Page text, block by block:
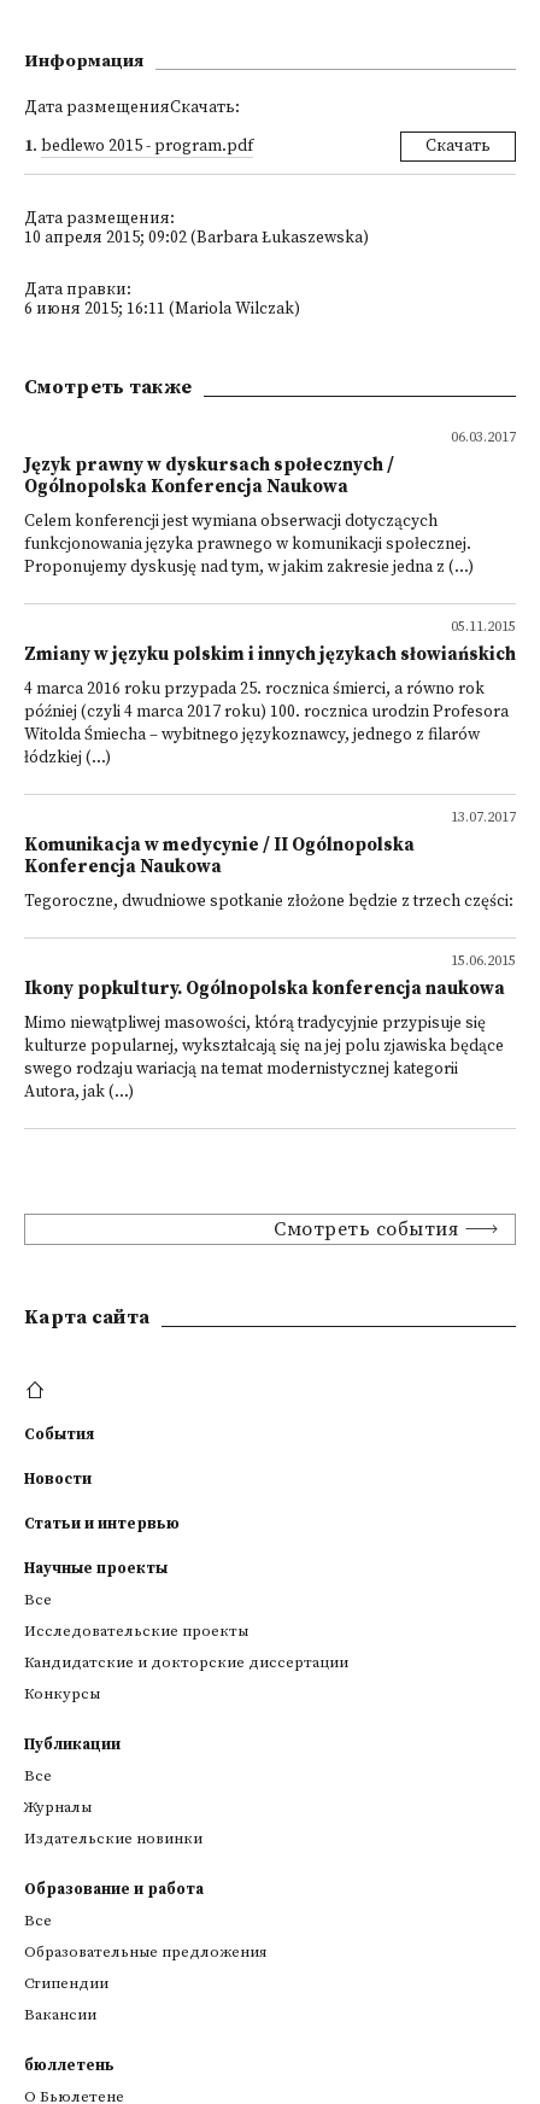
Информация
Дата размещенияСкачать:
1. bedlewo 2015 - program.pdf Скачать
Дата размещения:
10 апреля 2015; 09:02 (Barbara Łukaszewska)
Дата правки:
6 июня 2015; 16:11 (Mariola Wilczak)
Смотреть также
06.03.2017
Język prawny w dyskursach społecznych /
Ogólnopolska Konferencja Naukowa
Celem konferencji jest wymiana obserwacji dotyczących
funkcjonowania języka prawnego w komunikacji społecznej.
Proponujemy dyskusję nad tym, w jakim zakresie jedna z (...)
05.11.2015
Zmiany w języku polskim i innych językach słowiańskich
4 marca 2016 roku przypada 25. rocznica śmierci, a równo rok
później (czyli 4 marca 2017 roku) 100. rocznica urodzin Profesora
Witolda Śmiecha – wybitnego językoznawcy, jednego z filarów
łódzkiej (...)
13.07.2017
Komunikacja w medycynie / II Ogólnopolska
Konferencja Naukowa
Tegoroczne, dwudniowe spotkanie złożone będzie z trzech części:
15.06.2015
Ikony popkultury. Ogólnopolska konferencja naukowa
Mimo niewątpliwej masowości, którą tradycyjnie przypisuje się
kulturze popularnej, wykształcają się na jej polu zjawiska będące
swego rodzaju wariacją na temat modernistycznej kategorii
Autora, jak (...)
Смотреть события
Kарта сайта
События
Новости
Статьи и интервью
Научные проекты
Все
Исследовательские проекты
Кандидатские и докторские диссертации
Конкурсы
Публикации
Все
Журналы
Издательские новинки
Образование и работа
Все
Образовательные предложения
Стипендии
Вакансии
бюллетень
О Бьюлетене